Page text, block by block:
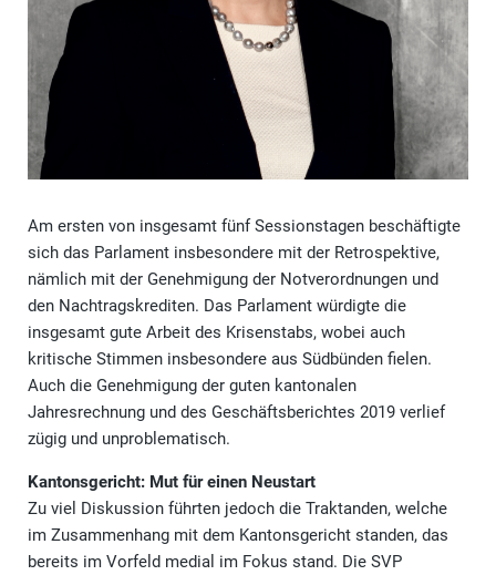
Am ersten von insgesamt fünf Sessionstagen beschäftigte
sich das Parlament insbesondere mit der Retrospektive,
nämlich mit der Genehmigung der Notverordnungen und
den Nachtragskrediten. Das Parlament würdigte die
insgesamt gute Arbeit des Krisenstabs, wobei auch
kritische Stimmen insbesondere aus Südbünden fielen.
Auch die Genehmigung der guten kantonalen
Jahresrechnung und des Geschäftsberichtes 2019 verlief
zügig und unproblematisch.
Kantonsgericht: Mut für einen Neustart
Zu viel Diskussion führten jedoch die Traktanden, welche
im Zusammenhang mit dem Kantonsgericht standen, das
bereits im Vorfeld medial im Fokus stand. Die SVP